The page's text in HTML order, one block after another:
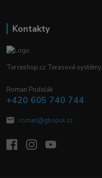
Kontakty
Terceshop.cz Terasové systémy
Roman Podolák
+420 605 740 744
roman@gbspol.cz